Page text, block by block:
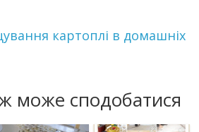
картоплі в домашніх
може сподобатися